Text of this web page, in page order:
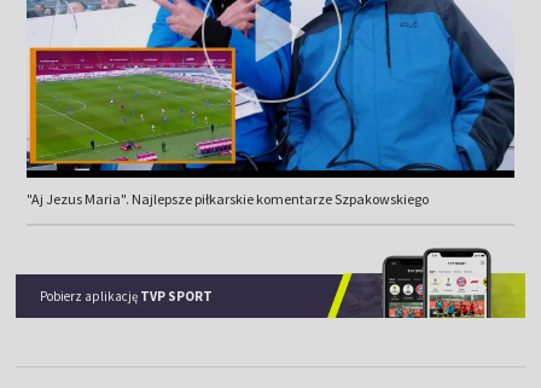
"Aj Jezus Maria". Najlepsze piłkarskie komentarze Szpakowskiego
Pobierz aplikację TVP SPORT